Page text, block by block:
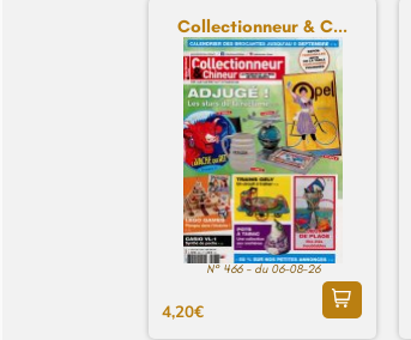
Collectionneur & C...
N° 466 - du 06-08-26
4,20€